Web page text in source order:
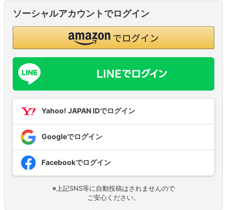
ソーシャルアカウントでログイン
Yahoo! JAPAN IDでログイン
Googleでログイン
Facebookでログイン
※上記SNS等に自動投稿はされませんので
ご安心ください。